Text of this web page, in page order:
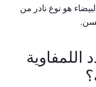
هو نوع نادر من